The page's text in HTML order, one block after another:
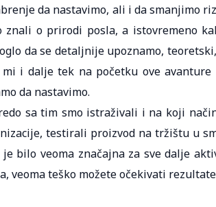
da nastavimo, ali i da smanjimo
znali o prirodi posla, a istovremeno
da se detaljnije upoznamo,
mi i dalje tek na početku ove
da nastavimo.
sa tim smo istraživali i na koji
testirali proizvod na tržištu u
je bilo veoma značajna za sve dalje
veoma teško možete očekivati